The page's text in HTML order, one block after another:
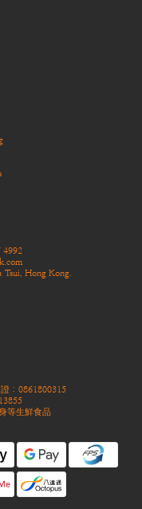
4992
Tsui, Hong Kong.
：0861800315
等生鮮食品